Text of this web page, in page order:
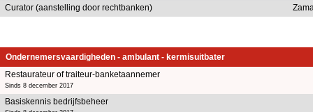
Curator (aanstelling door rechtbanken)
Ondernemersvaardigheden - ambulant - kermisuitbater
Restaurateur of traiteur-banketaannemer
Sinds 8 december 2017
Basiskennis bedrijfsbeheer